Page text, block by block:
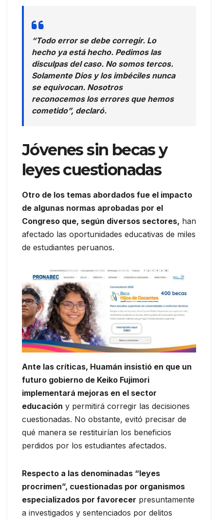
“Todo error se debe corregir. Lo
hecho ya está hecho. Pedimos las
disculpas del caso. No somos tercos.
Solamente Dios y los imbéciles nunca
se equivocan. Nosotros
reconocemos los errores que hemos
cometido”, declaró.
Jóvenes sin becas y
leyes cuestionadas
Otro de los temas abordados fue el impacto
de algunas normas aprobadas por el
Congreso que, según diversos sectores, han
afectado las oportunidades educativas de miles
de estudiantes peruanos.
Ante las críticas, Huamán insistió en que un
futuro gobierno de Keiko Fujimori
implementará mejoras en el sector
educación y permitirá corregir las decisiones
cuestionadas. No obstante, evitó precisar de
qué manera se restituirían los beneficios
perdidos por los estudiantes afectados.
Respecto a las denominadas “leyes
procrimen”, cuestionadas por organismos
especializados por favorecer presuntamente
a investigados y sentenciados por delitos